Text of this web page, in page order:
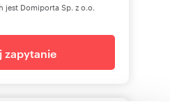
jest Domiporta Sp. z o.o.
zapytanie